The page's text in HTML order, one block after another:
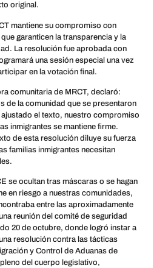
original.
mantiene su compromiso con
garanticen la transparencia y la
La resolución fue aprobada con
una sesión especial una vez
en la votación final.
comunitaria de MRCT, declaró:
de la comunidad que se presentaron
el texto, nuestro compromiso
inmigrantes se mantiene firme.
de esta resolución diluye su fuerza
familias inmigrantes necesitan
se ocultan tras máscaras o se hagan
en riesgo a nuestras comunidades,
entre las aproximadamente
reunión del comité de seguridad
20 de octubre, donde logró instar a
resolución contra las tácticas
y Control de Aduanas de
del cuerpo legislativo,